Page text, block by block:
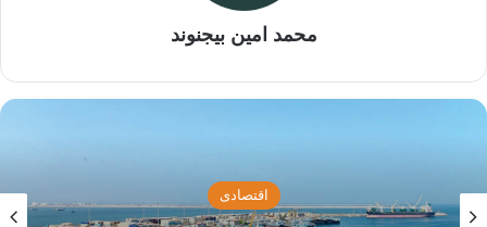
موفقیت و پیشرفت مورد توجه قرار گرفته است.
در واقع، امید اجتماعی می‌تواند به عنوان یک عامل
مهم در تحقق اهداف و رسیدن به موفقیت در
است.
محمد امین بیجنوند
اجتماعی